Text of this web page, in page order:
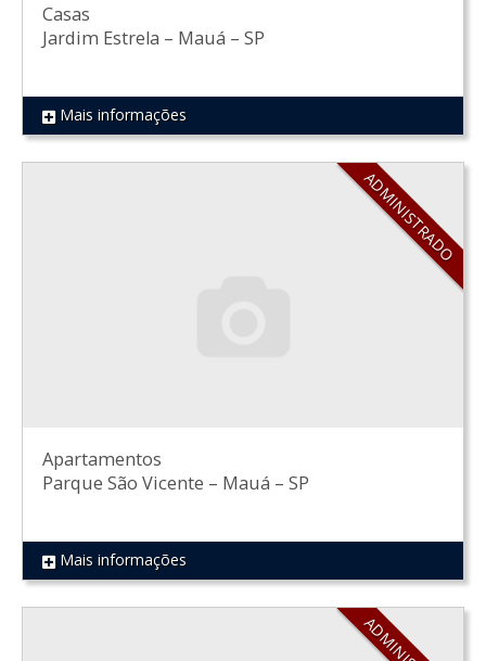
REF 515
Casas
Jardim Estrela – Mauá – SP
Mais informações
ADMINISTRADO
REF 525
Apartamentos
Parque São Vicente – Mauá – SP
Mais informações